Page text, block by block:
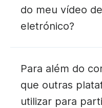
do meu vídeo
eletrónico?
Para além do
que outras
utilizar para